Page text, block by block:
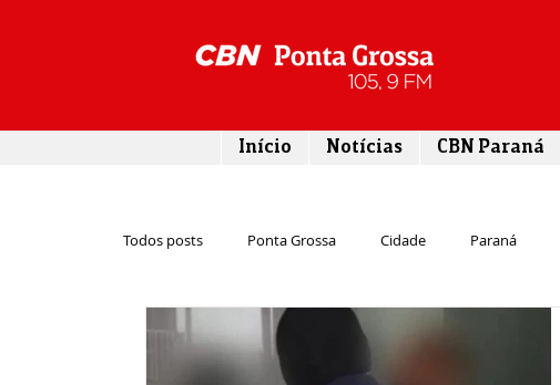
Início Notícias CBN Paraná
Todos posts Ponta Grossa Cidade Paraná
Cultura Economia